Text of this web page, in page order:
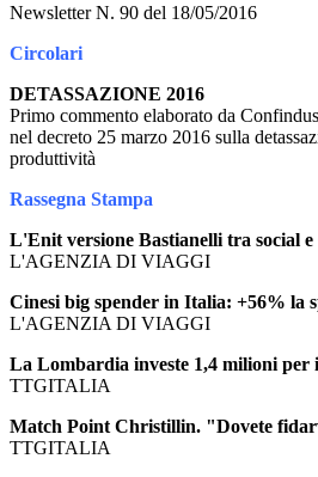
Newsletter N. 90 del 18/05/2016
Circolari
DETASSAZIONE 2016
Primo commento elaborato da
nel decreto 25 marzo 2016 sulla
produttività
Rassegna Stampa
L'Enit versione Bastianelli tra social e
L'AGENZIA DI VIAGGI
Cinesi big spender in Italia: +56% la
L'AGENZIA DI VIAGGI
La Lombardia investe 1,4 milioni per
TTGITALIA
Match Point Christillin. "Dovete
TTGITALIA